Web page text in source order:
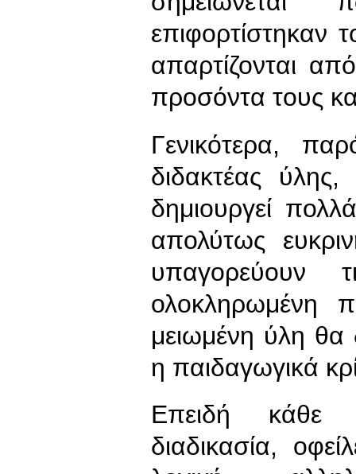
επιφορτίστηκαν
απαρτίζονται
προσόντα τους
Γενικότερα,
διδακτέας
δημιουργεί
απολύτως
υπαγορεύουν
ολοκληρωμένη
μειωμένη ύλη θα
η παιδαγωγικά
Επειδή κάθε
διαδικασία,